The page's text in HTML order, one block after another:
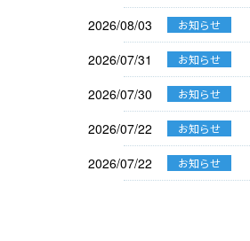
2026/08/03
お知らせ
2026/07/31
お知らせ
2026/07/30
お知らせ
2026/07/22
お知らせ
2026/07/22
お知らせ